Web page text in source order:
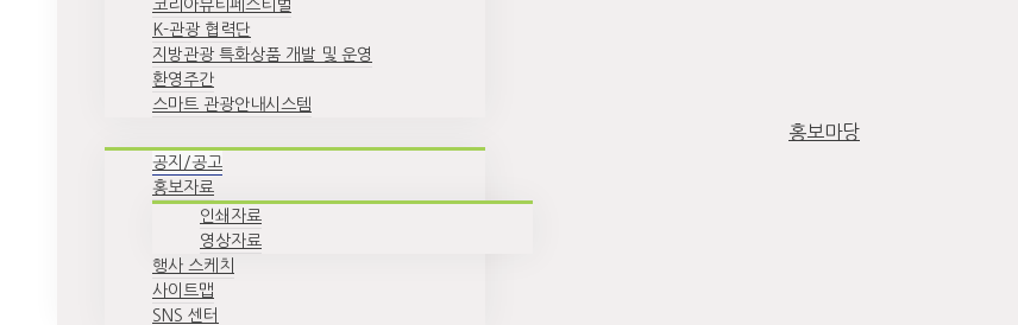
코리아뷰티페스티벌
K-관광 협력단
지방관광 특화상품 개발 및 운영
환영주간
스마트 관광안내시스템
홍보마당
공지/공고
홍보자료
인쇄자료
영상자료
행사 스케치
사이트맵
SNS 센터